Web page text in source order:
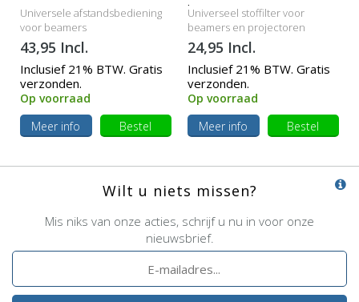
Universele afstandsbediening
voor beamers
43,95 Incl.
Inclusief 21% BTW. Gratis
verzonden.
Op voorraad
Meer info
Bestel
beamers
Universeel stoffilter voor
beamers en projectoren
24,95 Incl.
Inclusief 21% BTW. Gratis
verzonden.
Op voorraad
Meer info
Bestel
Wilt u niets missen?
Mis niks van onze acties, schrijf u nu in voor onze
nieuwsbrief.